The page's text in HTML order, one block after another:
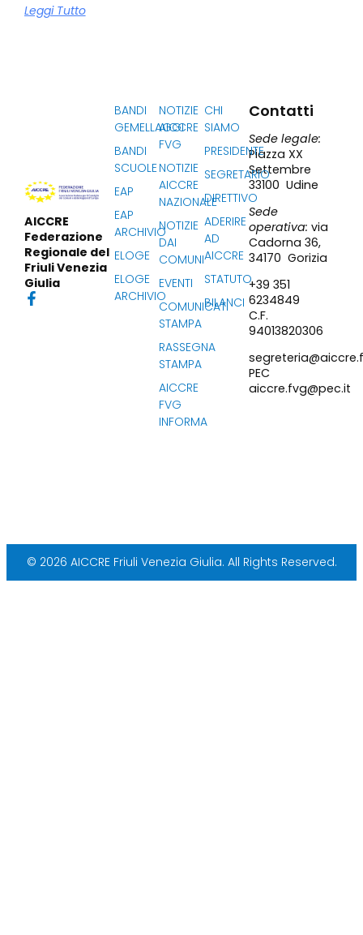
Leggi Tutto
AICCRE
Federazione
Regionale del
Friuli Venezia
Giulia
CHI
SIAMO
PRESIDENTE
SEGRETARIO
DIRETTIVO
ADERIRE
AD
AICCRE
STATUTO
BILANCI
NOTIZIE
AICCRE
FVG
NOTIZIE
AICCRE
NAZIONALE
NOTIZIE
DAI
COMUNI
EVENTI
COMUNICATI
STAMPA
RASSEGNA
STAMPA
AICCRE
FVG
INFORMA
BANDI
GEMELLAGGI
BANDI
SCUOLE
EAP
EAP
ARCHIVIO
ELOGE
ELOGE
ARCHIVIO
Contatti
Sede legale:
Piazza XX
Settembre
33100 Udine
Sede
operativa: via
Cadorna 36,
34170 Gorizia
+39 351
6234849
C.F.
94013820306
PEC
aiccre.fvg@pec.it
© 2026 AICCRE Friuli Venezia Giulia. All Rights Reserved.